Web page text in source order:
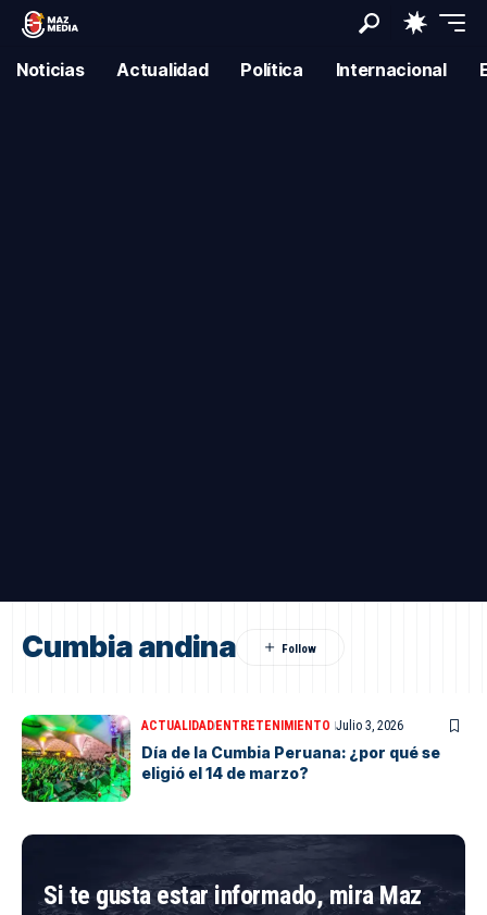
Noticias Actualidad Política Internacional
Cumbia andina
ACTUALIDADENTRETENIMIENTO Julio 3, 2026
Día de la Cumbia Peruana: ¿por qué se
eligió el 14 de marzo?
Si te gusta estar informado, mira Maz